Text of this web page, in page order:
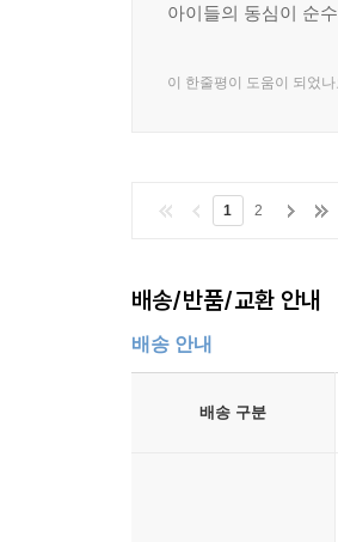
아이들의 동심이 순
이 한줄평이 도움이 되었나
1 2
배송/반품/교환 안내
배송 안내
배송 구분